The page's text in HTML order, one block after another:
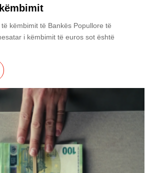
këmbimit të Bankës Popullore të
i këmbimit të euros sot është